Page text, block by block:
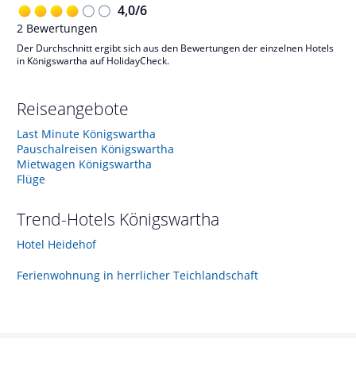
4,0/6
2 Bewertungen
Der Durchschnitt ergibt sich aus den Bewertungen der einzelnen Hotels
in Königswartha auf HolidayCheck.
Reiseangebote
Last Minute Königswartha
Pauschalreisen Königswartha
Mietwagen Königswartha
Flüge
Trend-Hotels Königswartha
Hotel Heidehof
Ferienwohnung in herrlicher Teichlandschaft